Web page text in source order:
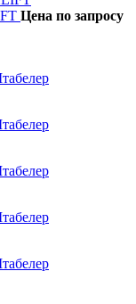
Цена по запросу